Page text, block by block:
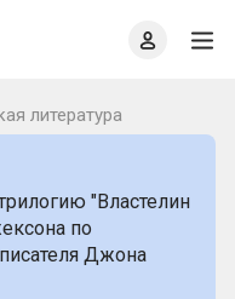
литература
"Властелин
по
Джона